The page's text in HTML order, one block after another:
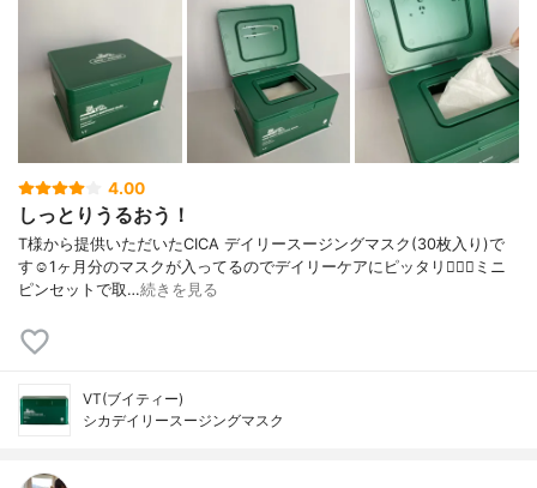
4.00
しっとりうるおう！
T様から提供いただいたCICA デイリースージングマスク(30枚入り)で
す☺︎︎1ヶ月分のマスクが入ってるのでデイリーケアにピッタリ🙆‍♀️✨ミニ
ピンセットで取…続きを見る
VT(ブイティー)
シカデイリースージングマスク